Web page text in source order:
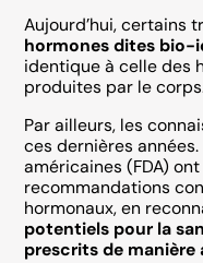
Aujourd’hui, certains
hormones dites bio-
identique à celle des
produites par le
Par ailleurs, les
ces dernières
américaines (FDA)
recommandations
hormonaux, en
potentiels pour la
prescrits de